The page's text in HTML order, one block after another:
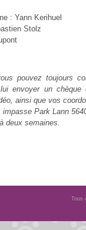
: Yann Kerihuel
Stolz
pouvez toujours
envoyer un
ainsi que vos
Park Lann
deux semaines.
Tous